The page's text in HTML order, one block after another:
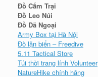
Đồ Cắm Trại
Đồ Leo Núi
Đồ Dã Ngoại
Army Box tại Hà Nội
Đồ lặn biển – Freedive
5.11 Tactical Store
Túi thời trang lính Volunteer
NatureHike chính hãng